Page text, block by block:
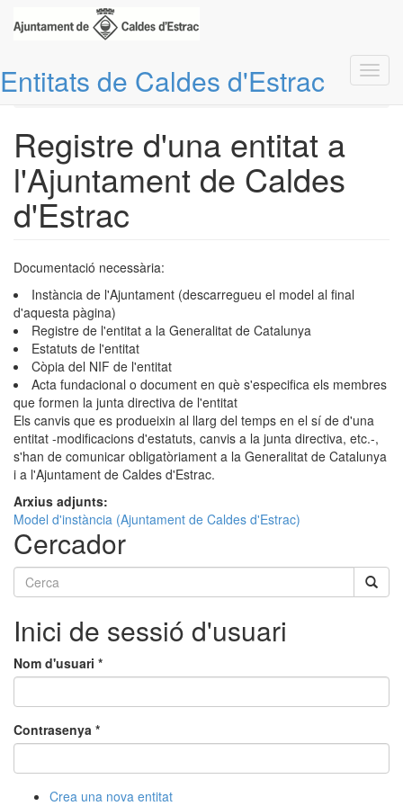
al
contingut
Entitats de Caldes d'Estrac
Inici
Registre d'una entitat a l'Ajuntament de Caldes d'Estrac
Registre d'una entitat a
l'Ajuntament de Caldes
d'Estrac
Documentació necessària:
Instància de l'Ajuntament (descarregueu el model al final
d'aquesta pàgina)
Registre de l'entitat a la Generalitat de Catalunya
Estatuts de l'entitat
Còpia del NIF de l'entitat
Acta fundacional o document en què s'especifica els membres
que formen la junta directiva de l'entitat
Els canvis que es produeixin al llarg del temps en el sí de d'una
entitat -modificacions d'estatuts, canvis a la junta directiva, etc.-,
s'han de comunicar obligatòriament a la Generalitat de Catalunya
i a l'Ajuntament de Caldes d'Estrac.
Arxius adjunts:
Model d'instància (Ajuntament de Caldes d'Estrac)
Cercador
Inici de sessió d'usuari
Nom d'usuari *
Contrasenya *
Crea una nova entitat